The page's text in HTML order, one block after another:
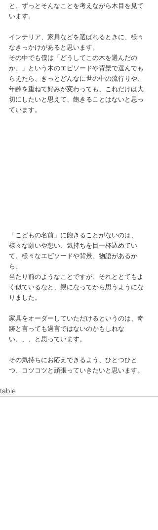
と、ずっとそんなことを考えながら木目を見て
います。
インテリア、家具などを選ばれるときに、様々
なきっかけがあると思います。
その中でも僕は「どうしてこの木を選んだの
か。」という木のエピソードや背景で選んでも
らえたら、きっとどんなに世の中の流行りや、
年齢を重ねて好みが変わっても、これだけは大
切にしたいと思えて、飽きることはないと思っ
ています。
「こどもの名前」に飽きることがないのは、
様々な願いや想い、気持ちを目一杯込めてい
て、様々なエピソードや背景、物語があるか
ら。
当たり前のようなことですが、それととてもよ
く似ているなと、親になってから思うようにな
りました。
家具をオーダーしていただけるというのは、奇
跡と言っても過言ではないのかもしれな
い、、、と思っています。
その気持ちにお応えできるよう、ひとつひと
つ、コツコツと頑張っていきたいと思います。
table